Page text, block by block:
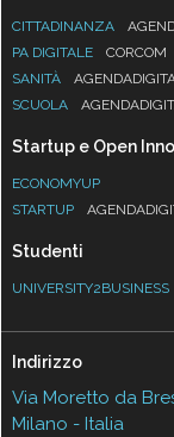
CITTADINANZA
PA DIGITALE
CORCOM
SANITÀ
SCUOLA
Startup e Open
ECONOMYUP
STARTUP
Studenti
UNIVERSITY2BUSINESS
Indirizzo
Via Moretto da
Milano - Italia